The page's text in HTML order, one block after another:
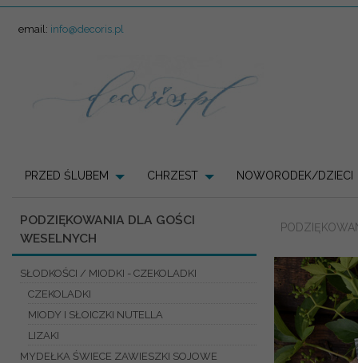
email: info@decoris.pl
PRZED ŚLUBEM CHRZEST NOWORODEK/DZIECI
PODZIĘKOWANIA DLA GOŚCI
WESELNYCH
SŁODKOŚCI / MIODKI - CZEKOLADKI
CZEKOLADKI
MIODY I SŁOICZKI NUTELLA
LIZAKI
MYDEŁKA ŚWIECE ZAWIESZKI SOJOWE